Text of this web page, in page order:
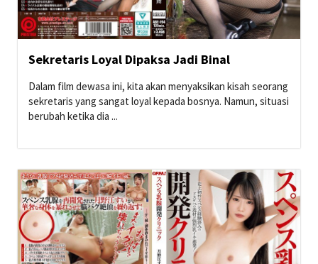
Sekretaris Loyal Dipaksa Jadi Binal
Dalam film dewasa ini, kita akan menyaksikan kisah seorang
sekretaris yang sangat loyal kepada bosnya. Namun, situasi
berubah ketika dia ...